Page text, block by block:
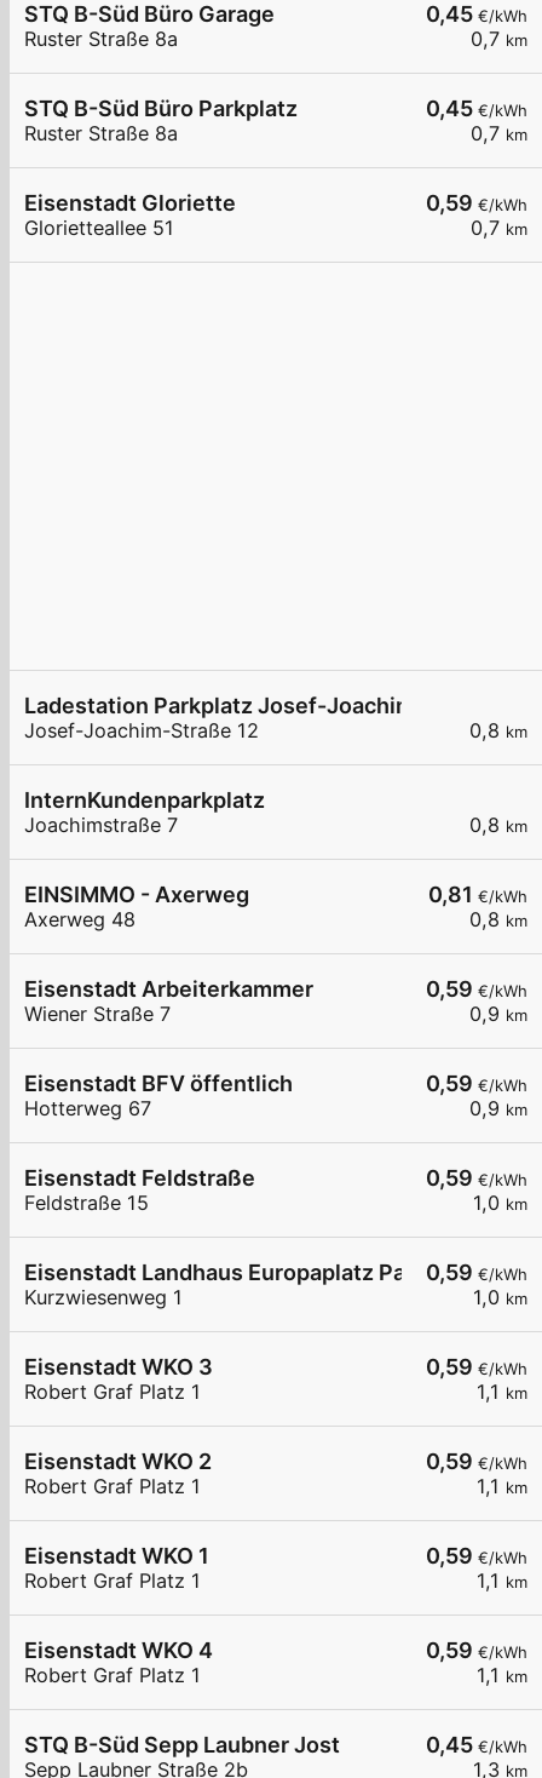
0,45 €/kWh
0,7 km
STQ B-Süd Büro Garage
Ruster Straße 8a
0,45 €/kWh
0,7 km
STQ B-Süd Büro Parkplatz
Ruster Straße 8a
0,59 €/kWh
0,7 km
Eisenstadt Gloriette
Glorietteallee 51
0,8 km
Ladestation Parkplatz Josef-Joachim-Straße
Josef-Joachim-Straße 12
0,8 km
InternKundenparkplatz
Joachimstraße 7
0,81 €/kWh
0,8 km
EINSIMMO - Axerweg
Axerweg 48
0,59 €/kWh
0,9 km
Eisenstadt Arbeiterkammer
Wiener Straße 7
0,59 €/kWh
0,9 km
Eisenstadt BFV öffentlich
Hotterweg 67
0,59 €/kWh
1,0 km
Eisenstadt Feldstraße
Feldstraße 15
0,59 €/kWh
1,0 km
Eisenstadt Landhaus Europaplatz Parkplatz
Kurzwiesenweg 1
0,59 €/kWh
1,1 km
Eisenstadt WKO 3
Robert Graf Platz 1
0,59 €/kWh
1,1 km
Eisenstadt WKO 2
Robert Graf Platz 1
0,59 €/kWh
1,1 km
Eisenstadt WKO 1
Robert Graf Platz 1
0,59 €/kWh
1,1 km
Eisenstadt WKO 4
Robert Graf Platz 1
0,45 €/kWh
1,3 km
STQ B-Süd Sepp Laubner Jost
Sepp Laubner Straße 2b